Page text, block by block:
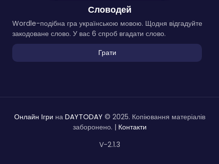
Словодей
Wordle-подібна гра українською мовою. Щодня відгадуйте
закодоване слово. У вас 6 спроб вгадати слово.
Грати
Онлайн Ігри на DAYTODAY © 2025. Копіювання матеріалів
заборонено. | Контакти
V-2.1.3